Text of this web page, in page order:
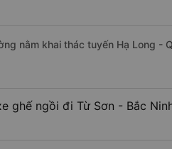
nằm khai thác tuyến Hạ Long -
ghế ngồi đi Từ Sơn - Bắc